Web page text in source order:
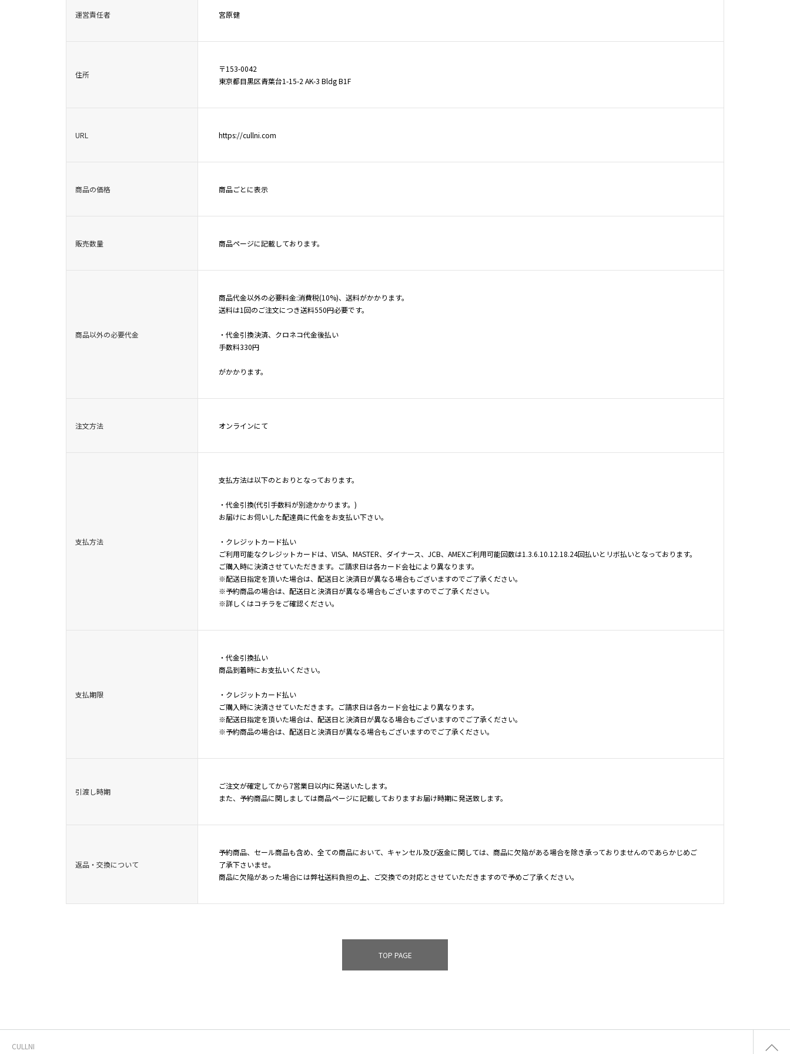
運営責任者 宮原健
住所
〒153-0042
東京都目黒区青葉台1-15-2 AK-3 Bldg B1F
URL https://cullni.com
商品の価格 商品ごとに表示
販売数量 商品ページに記載しております。
商品以外の必要代金
商品代金以外の必要料金:消費税(10%)、送料がかかります。
送料は1回のご注文につき送料550円必要です。
・代金引換決済、クロネコ代金後払い
手数料330円
がかかります。
注文方法 オンラインにて
支払方法
支払方法は以下のとおりとなっております。
・代金引換(代引手数料が別途かかります。)
お届けにお伺いした配達員に代金をお支払い下さい。
・クレジットカード払い
ご利用可能なクレジットカードは、VISA、MASTER、ダイナース、JCB、AMEXご利用可能回数は1.3.6.10.12.18.24回払いとリボ払いとなっております。
ご購入時に決済させていただきます。ご請求日は各カード会社により異なります。
※配送日指定を頂いた場合は、配送日と決済日が異なる場合もございますのでご了承ください。
※予約商品の場合は、配送日と決済日が異なる場合もございますのでご了承ください。
※詳しくはコチラをご確認ください。
支払期限
・代金引換払い
商品到着時にお支払いください。
・クレジットカード払い
ご購入時に決済させていただきます。ご請求日は各カード会社により異なります。
※配送日指定を頂いた場合は、配送日と決済日が異なる場合もございますのでご了承ください。
※予約商品の場合は、配送日と決済日が異なる場合もございますのでご了承ください。
引渡し時期
ご注文が確定してから7営業日以内に発送いたします。
また、予約商品に関しましては商品ページに記載しておりますお届け時期に発送致します。
返品・交換について
予約商品、セール商品も含め、全ての商品において、キャンセル及び返金に関しては、商品に欠陥がある場合を除き承っておりませんのであらかじめご
了承下さいませ。
商品に欠陥があった場合には弊社送料負担の上、ご交換での対応とさせていただきますので予めご了承ください。
TOP PAGE
CULLNI